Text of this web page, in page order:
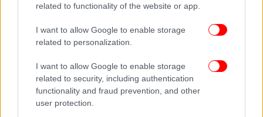
related to functionality of the website or app.
I want to allow Google to enable storage
related to personalization.
I want to allow Google to enable storage
related to security, including authentication
functionality and fraud prevention, and other
user protection.
πρώτοι όλες τις ειδήσεις
Δείτε όλες τις τελευταίεςΕιδήσειςαπό την Ελλάδα και τον Κόσμο,
ΔΙΑΒΑΣΤΕ ΠΕΡΙΣΣΟΤΕΡΑ ΥΦΥΠΟΥΡΓΌΣ ΠΟΛΙΤΙΣΜΟΎ
ΕΛΕΥΣΊΝΑ ΠΟΛΙΤΙΣΤΙΚΉ ΠΡΩΤΕΎΟΥΣΑ ΕΥΡΏΠΗΣ